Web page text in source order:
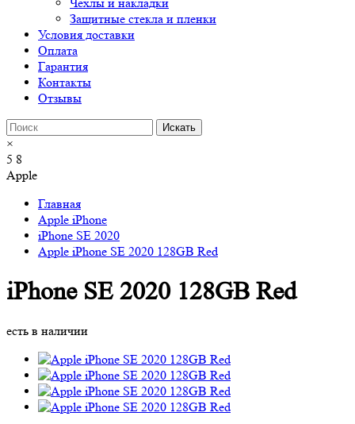
Чехлы и накладки
Защитные стекла и пленки
Условия доставки
Оплата
Гарантия
Контакты
Отзывы
×
5 8
Apple
Главная
Apple iPhone
iPhone SE 2020
Apple iPhone SE 2020 128GB Red
iPhone SE 2020 128GB Red
есть в наличии